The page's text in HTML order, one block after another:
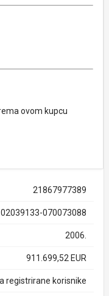
ovom kupcu
21867977389
02039133-070073088
2006.
911.699,52 EUR
registrirane korisnike